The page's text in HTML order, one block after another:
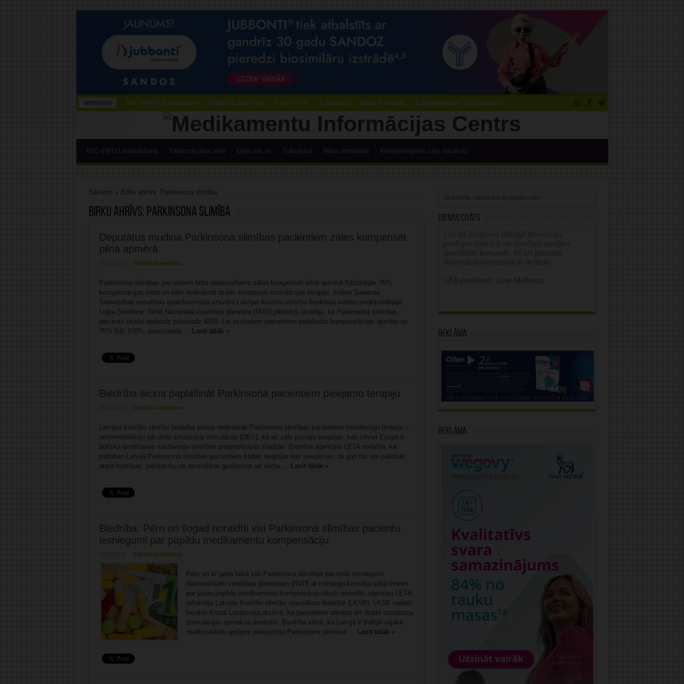
08/08/2026 MIC-INFO Likumdošana Tālākmācības testi kursi.mic.lv Tulkošana Mūsu komanda Kompensējamo zāļu saraksts
MIC-INFO Likumdošana Tālākmācības testi kursi.mic.lv Tulkošana Mūsu komanda Kompensējamo zāļu saraksts
Sākums » Birku ahrīvs: Parkinsona slimība
Birku ahrīvs: Parkinsona slimība
Deputātus mudina Parkinsona slimības pacientiem zāles kompensēt
pilnā apmērā
Rakstīt komentāru
Parkinsona slimības pacientiem būtu nepieciešams zāles kompensēt pilnā apmērā līdzšinējās 75%
kompensācijas vietā un sākt nodrošināt dziļās smadzeņu stimulācijas terapiju, šodien Saeimas
Sabiedrības veselības apakškomisijā uzsvēra Latvijas kustību slimību biedrības valdes priekšsēdētāja
Ligita Smeltere. Sēdē Nacionālā veselības dienesta (NVD) pārstāvji norādīja, ka Parkinsona slimības
pacientu skaits nedaudz pārsniedz 4000. Lai esošajiem pacientiem palielinātu kompensācijas apmēru no
75% līdz 100%, provizoriski ... Lasīt tālāk »
Biedrība aicina paplašināt Parkinsona pacientiem pieejamo terapiju
Rakstīt komentāru
Latvijas kustību slimību biedrība rosina nodrošināt Parkinsona slimības pacientiem mūsdienīgu terapiju –
neiromodulāciju jeb dziļo smadzeņu stimulāciju (DBS), kā arī zāļu pumpju terapijas, kas citviet Eiropā ir
būtiska ārstēšanas sastāvdaļa slimības progresējošās stadijās. Biedrībā aģentūrai LETA norādīja, ka
patlaban Latvijā Parkinsona slimības pacientiem šādas terapijas nav pieejamas, lai gan tās var palīdzēt
atgūt kustības, patstāvību un atsevišķos gadījumos arī darba ... Lasīt tālāk »
Biedrība: Pērn un šogad noraidīti visi Parkinsona slimības pacientu
iesniegumi par papildu medikamentu kompensāciju
Rakstīt komentāru
Pērn un šī gada laikā visi Parkinsona slimības pacientu iesniegumi
Nacionālajam veselības dienestam (NVD) ar neirologu konsiliju slēdzieniem
par jaunu papildu medikamentu kompensāciju tikuši noraidīti, aģentūru LETA
informēja Latvijas Kustību slimību speciālistu biedrībā (LKSB). LKSB valdes
locekle Krista Lazdovska atzīmē, ka pacientiem atteikta arī dziļās smadzeņu
stimulācijas apmaksa ārvalstīs. Biedrība vērtē, ka Latvijā ir Baltijā vājākā
medicīniskās aprūpes pieejamība Parkinsona slimības ... Lasīt tālāk »
Dienas citāts
Reklāma
Reklāma